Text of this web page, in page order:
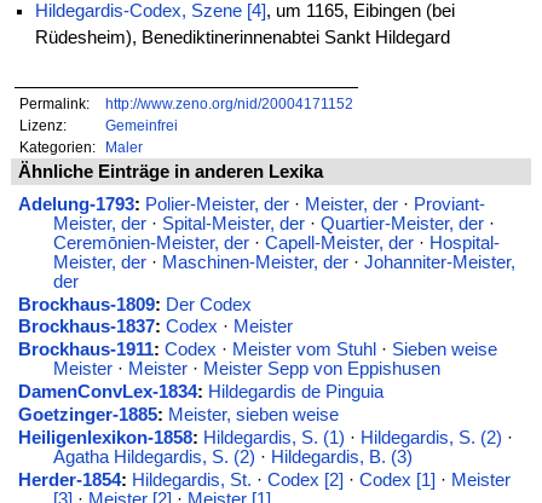
Hildegardis-Codex, Szene [4], um 1165, Eibingen (bei
Rüdesheim), Benediktinerinnenabtei Sankt Hildegard
Permalink:
http://www.zeno.org/nid/20004171152
Lizenz:
Gemeinfrei
Kategorien:
Maler
Ähnliche Einträge in anderen Lexika
Adelung-1793: Polier-Meister, der· Meister, der· Proviant-
Meister, der· Spital-Meister, der· Quartier-Meister, der·
Ceremōnien-Meister, der· Capell-Meister, der· Hospital-
Meister, der· Maschinen-Meister, der· Johanniter-Meister,
der
Brockhaus-1809: Der Codex
Brockhaus-1837: Codex · Meister
Brockhaus-1911: Codex · Meister vom Stuhl · Sieben weise
Meister· Meister· Meister Sepp von Eppishusen
DamenConvLex-1834: Hildegardis de Pinguia
Goetzinger-1885: Meister, sieben weise
Heiligenlexikon-1858: Hildegardis, S. (1) · Hildegardis, S. (2) ·
Agatha Hildegardis, S. (2) · Hildegardis, B. (3)
Herder-1854: Hildegardis, St. · Codex [2] · Codex [1] · Meister